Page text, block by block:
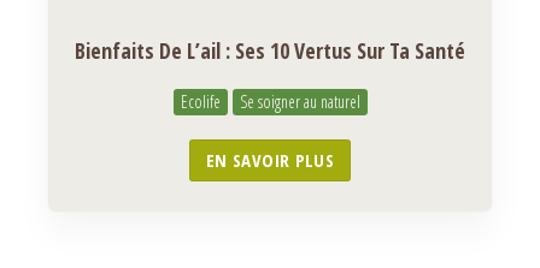
Bienfaits De L’ail : Ses 10 Vertus Sur Ta Santé
Ecolife Se soigner au naturel
EN SAVOIR PLUS